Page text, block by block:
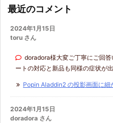
最近のコメント
2024年1月15日
toru さん
doradora様大変ご丁寧にご回
ートの対応と新品も同様の症状が
Popin Aladdin2 の投影画面に細
2024年1月15日
doradora さん